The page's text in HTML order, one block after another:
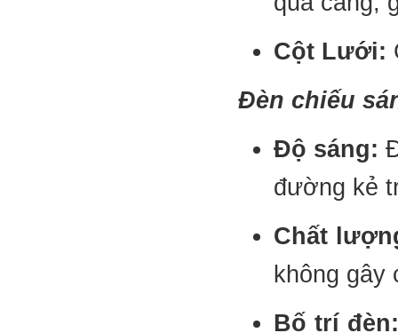
Cột Lưới:
Đèn chiếu
Độ sáng:
đường kẻ
Chất
không gây
Bố trí